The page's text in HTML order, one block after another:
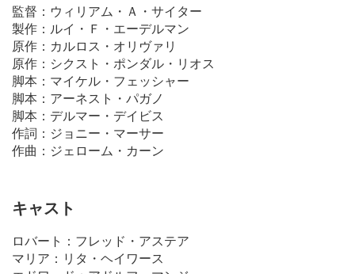
監督：ウィリアム・Ａ・サイター
製作：ルイ・Ｆ・エーデルマン
原作：カルロス・オリヴァリ
原作：シクスト・ポンダル・リオス
脚本：マイケル・フェッシャー
脚本：アーネスト・パガノ
脚本：デルマー・デイビス
作詞：ジョニー・マーサー
作曲：ジェローム・カーン
キャスト
ロバート：フレッド・アステア
マリア：リタ・ヘイワース